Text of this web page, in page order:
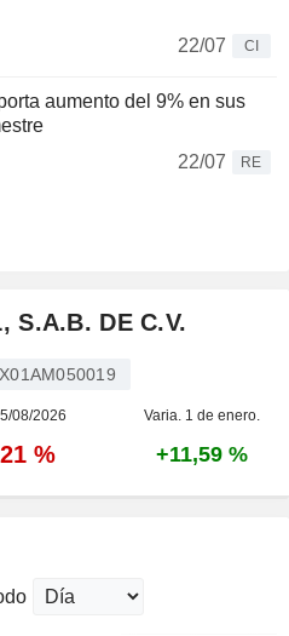
22/07
CI
aumento del 9% en sus
22/07
RE
S.A.B. DE C.V.
08/2026 Varia. 1 de enero.
% +11,59 %